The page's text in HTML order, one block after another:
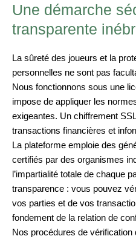
Une démarche
transparente
La sûreté des joueurs et la
personnelles ne sont pas
Nous fonctionnons sous une
impose de appliquer les
exigeantes. Un chiffrement
transactions financières et
La plateforme emploie des
certifiés par des organismes
l’impartialité totale de chaque
transparence : vous pouvez
vos parties et de vos
fondement de la relation de
Nos procédures de vérification